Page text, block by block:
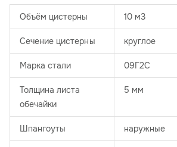
Объём цистерны 10 м3
Сечение цистерны круглое
Марка стали 09Г2С
Толщина листа
обечайки
5 мм
Шпангоуты наружные